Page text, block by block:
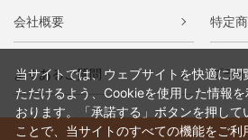
会社概要 特定
よくあるご質問 プラ
当サイトでは、ウェブサイトを快適に閲
ただけるよう、Cookieを使用した情報を
おります。「承諾する」ボタンを押して
ことで、当サイトのすべての機能をご利